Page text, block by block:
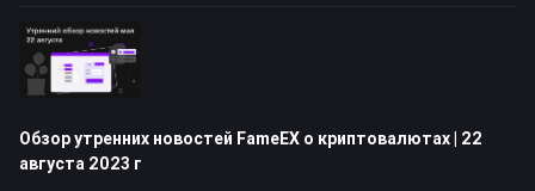
Обзор утренних новостей FameEX о криптовалютах | 22
августа 2023 г